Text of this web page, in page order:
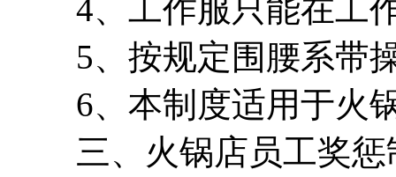
4、工作服只能在工作
5、按规定围腰系带
6、本制度适用于火锅
三、火锅店员工奖惩